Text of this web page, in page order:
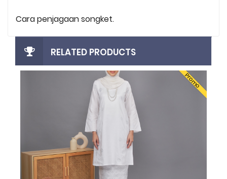
Cara penjagaan songket.
RELATED PRODUCTS
Promo